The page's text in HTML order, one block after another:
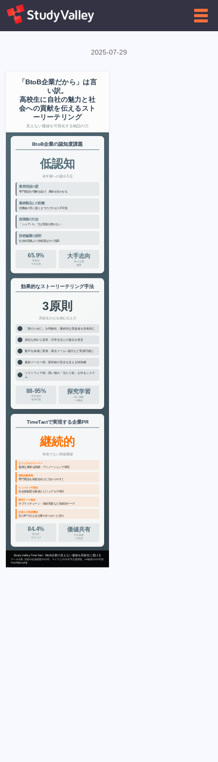
←企業向け インフォグラフィクス一覧に戻る
2025-07-29
「BtoB企業だから」は言
い訳。
高校生に自社の魅力と社
会への貢献を伝えるスト
ーリーテリング
見えない価値を可視化する物語の力
BtoB企業の認知度課題
低認知
若年層への露出不足
業界用語の壁
専門用語が理解を妨げ、興味を失わせる
最終製品との距離
消費者の手に届くまでのプロセス不可視
規模感の欠如
「シェア○％」では実感が湧かない
技術偏重の説明
社会的意義より技術面ばかり強調
65.9%
母集団
不足企業
大手志向
BtoC企業
偏重
効果的なストーリーテリング手法
3原則
高校生の心を掴む伝え方
「誰のために」を明確化：最終的な受益者を具体的に
身近な例から逆算：日常生活との接点を発見
数字を体感に変換：東京ドーム○個分など実感可能に
素材メーカー例：新幹線の安全を支える特殊鋼
ソフトウェア例：買い物の「当たり前」を作るシステ
ム
88-95%
学生認知
達成可能
探究学習
深い理解
の機会
TimeTactで実現する企業PR
継続的
単発でない関係構築
ビジュアルストーリー
複雑な事業を図解・アニメーションで表現
用語自動変換
専門用語を高校生向けに分かりやすく
インパクト可視化
社会貢献度を数値とビジュアルで明示
探究テーマ提供
サプライチェーン・技術革新など具体的テーマ
社員との対話機会
生の声で伝える仕事のやりがいと誇り
84.4%
初任給
引き上げ
価値共有
社会貢献
の実感
Study Valley TimeTact - BtoB企業の見えない価値を高校生に届ける
データ出典: 日経ID会員調査2023年、マイナビ2025年卒企業調査、HR総研2024年新
卒採用動向調査